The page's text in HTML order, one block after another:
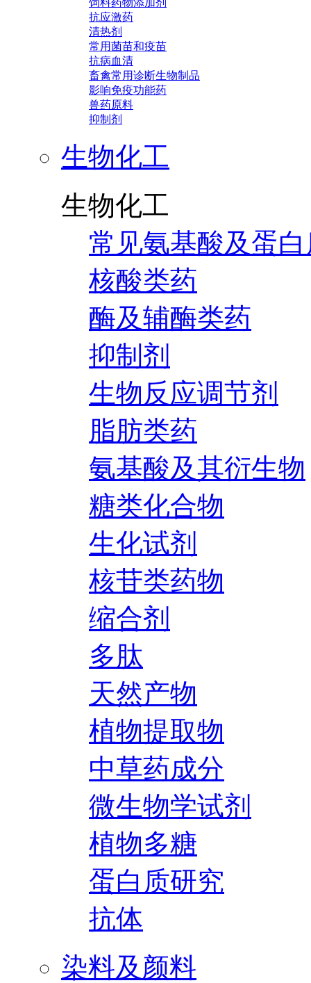
饲料药物添加剂
抗应激药
清热剂
常用菌苗和疫苗
抗病血清
畜禽常用诊断生物制品
影响免疫功能药
兽药原料
抑制剂
生物化工
生物化工
常见氨基酸及蛋
核酸类药
酶及辅酶类药
抑制剂
生物反应调节剂
脂肪类药
氨基酸及其衍生物
糖类化合物
生化试剂
核苷类药物
缩合剂
多肽
天然产物
植物提取物
中草药成分
微生物学试剂
植物多糖
蛋白质研究
抗体
染料及颜料